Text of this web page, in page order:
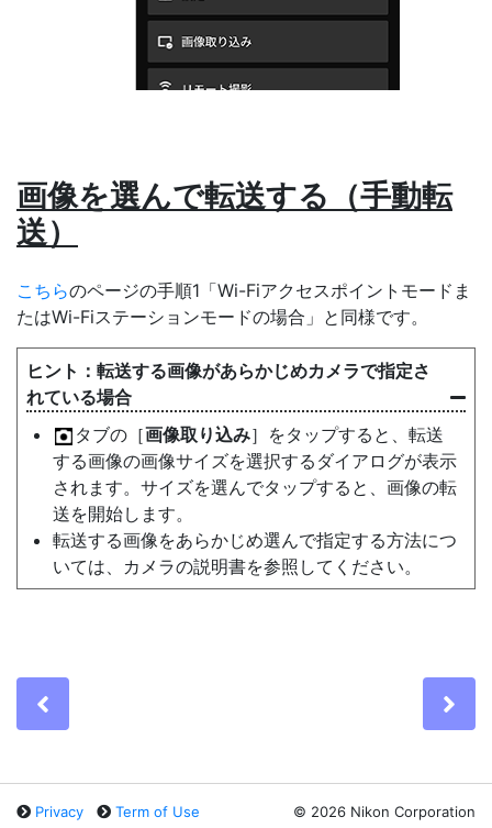
画像を選んで転送する（手動転
送）
こちらのページの手順1「Wi-Fiアクセスポイントモードま
たはWi-Fiステーションモードの場合」と同様です。
転送する画像があらかじめカメラで指定さ
れている場合
タブの［画像取り込み］をタップすると、転送
する画像の画像サイズを選択するダイアログが表示
されます。サイズを選んでタップすると、画像の転
送を開始します。
転送する画像をあらかじめ選んで指定する方法につ
いては、カメラの説明書を参照してください。
Privacy Term of Use © 2026 Nikon Corporation